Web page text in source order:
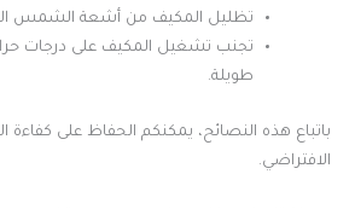
تظليل المكيف من أشعة الشمس
تجنب تشغيل المكيف على درجات
طويلة.
باتباع هذه النصائح، يمكنكم الحفاظ على كفاءة
الافتراضي.